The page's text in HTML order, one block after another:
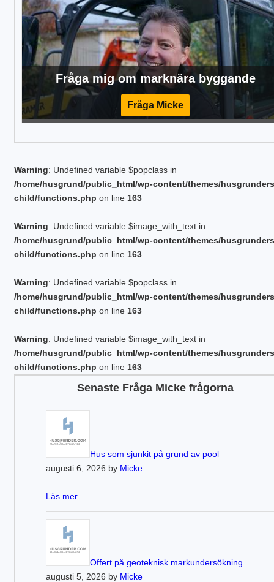
Fråga mig om marknära byggande
Fråga Micke
Warning: Undefined variable $popclass in
/home/husgrund/public_html/wp-content/themes/
child/functions.php on line 163
Warning: Undefined variable $image_with_text in
/home/husgrund/public_html/wp-content/themes/
child/functions.php on line 163
Warning: Undefined variable $popclass in
/home/husgrund/public_html/wp-content/themes/
child/functions.php on line 163
Warning: Undefined variable $image_with_text in
/home/husgrund/public_html/wp-content/themes/
child/functions.php on line 163
Senaste Fråga Micke frågorna
Hus som sjunkit på grund av pool
augusti 6, 2026 by Micke
Läs mer
Offert på geoteknisk markundersökning
augusti 5, 2026 by Micke